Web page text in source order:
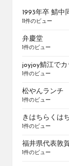
1993年卒 鯖中
11件のビュー
弁慶堂
1件のビュー
joyjoy鯖江でカ
1件のビュー
松やんランチ
1件のビュー
きはちらくは
1件のビュー
福井県代表敦
1件のビュー